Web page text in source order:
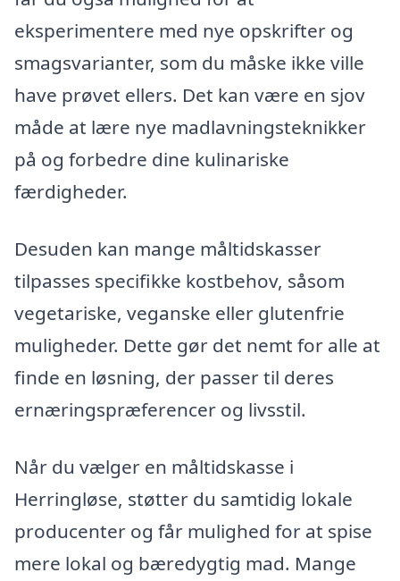
eksperimentere med nye opskrifter og
smagsvarianter, som du måske ikke ville
have prøvet ellers. Det kan være en sjov
måde at lære nye madlavningsteknikker
på og forbedre dine kulinariske
færdigheder.
Desuden kan mange måltidskasser
tilpasses specifikke kostbehov, såsom
vegetariske, veganske eller glutenfrie
muligheder. Dette gør det nemt for alle at
finde en løsning, der passer til deres
ernæringspræferencer og livsstil.
Når du vælger en måltidskasse i
Herringløse, støtter du samtidig lokale
producenter og får mulighed for at spise
mere lokal og bæredygtig mad. Mange